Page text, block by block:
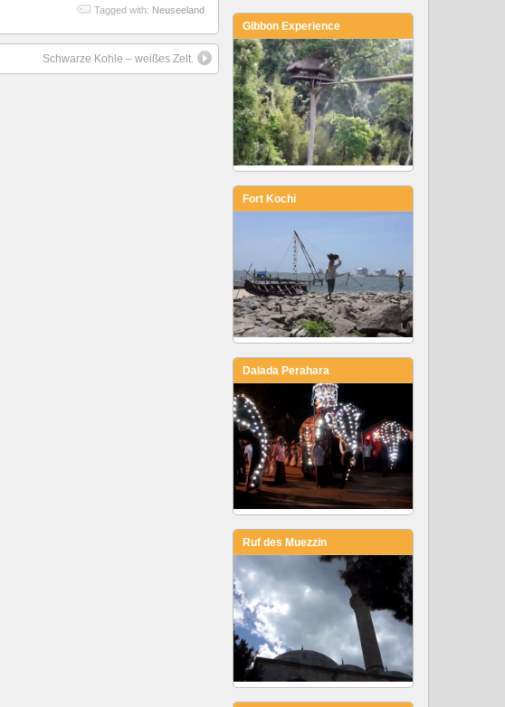
Tagged with: Neuseeland
Schwarze Kohle – weißes Zelt.
Gibbon Experience
Fort Kochi
Dalada Perahara
Ruf des Muezzin